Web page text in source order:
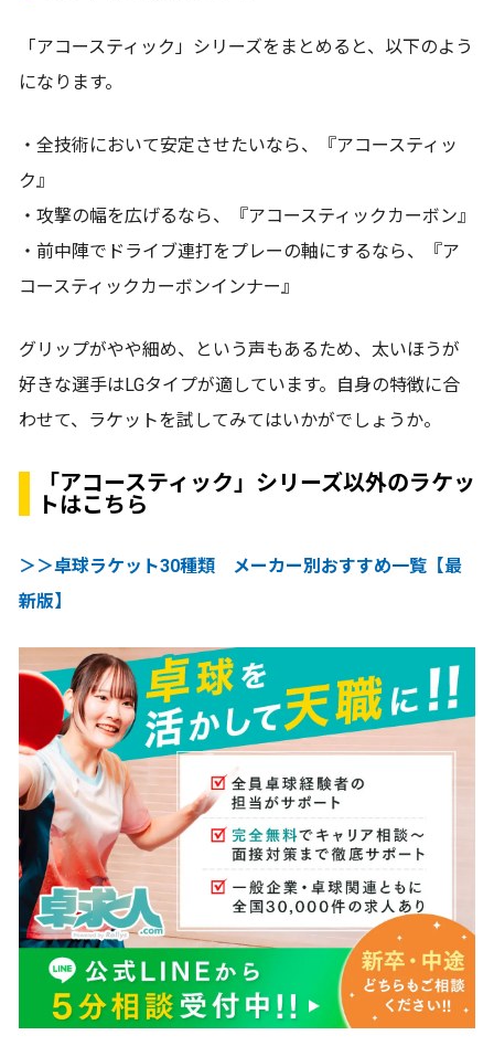
「アコースティック」シリーズをまとめると、以下のよう
になります。
・全技術において安定させたいなら、『アコースティッ
ク』
・攻撃の幅を広げるなら、『アコースティックカーボン』
・前中陣でドライブ連打をプレーの軸にするなら、『ア
コースティックカーボンインナー』
グリップがやや細め、という声もあるため、太いほうが
好きな選手はLGタイプが適しています。自身の特徴に合
わせて、ラケットを試してみてはいかがでしょうか。
「アコースティック」シリーズ以外のラケッ
トはこちら
＞＞卓球ラケット30種類 メーカー別おすすめ一覧【最
新版】